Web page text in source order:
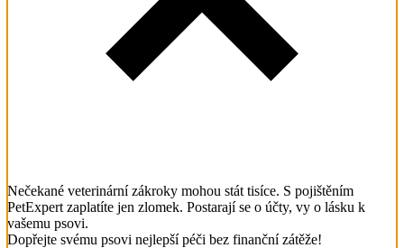
Nečekané veterinární zákroky mohou stát tisíce. S pojištěním
PetExpert zaplatíte jen zlomek. Postarají se o účty, vy o lásku k
vašemu psovi.
Dopřejte svému psovi nejlepší péči bez finanční zátěže!